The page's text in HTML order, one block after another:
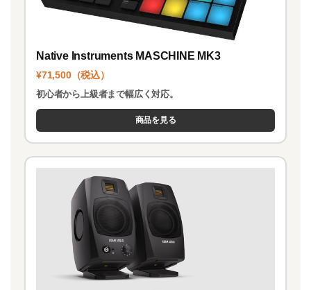
Native Instruments MASCHINE MK3
¥71,500（税込）
初心者から上級者まで幅広く対応。
商品を見る